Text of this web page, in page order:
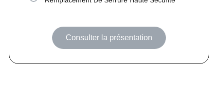
Consulter la présentation